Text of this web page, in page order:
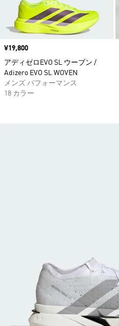
価格
¥19,800
アディゼロEVO SL ウーブン /
Adizero EVO SL WOVEN
メンズ パフォーマンス
18 カラー